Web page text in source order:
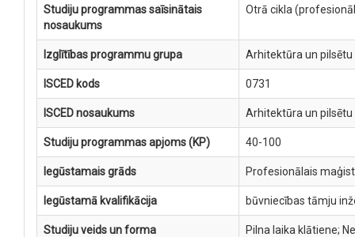
Studiju programmas saīsinātais
nosaukums
Otrā cikla
Izglītības programmu grupa Arhitektūra un
ISCED kods 0731
ISCED nosaukums Arhitektūra un
Studiju programmas apjoms (KP) 40-100
Iegūstamais grāds Profesionālais
Iegūstamā kvalifikācija būvniecības tāmju
Studiju veids un forma Pilna laika klātiene;